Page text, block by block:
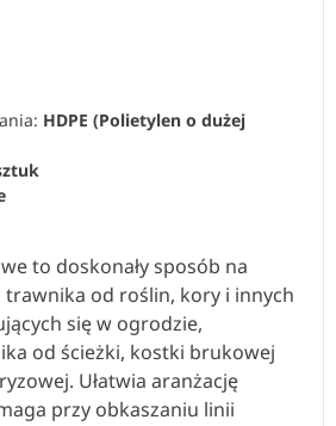
HDPE (Polietylen o dużej
to doskonały sposób na
trawnika od roślin, kory i innych
się w ogrodzie,
od ścieżki, kostki brukowej
Ułatwia aranżację
przy obkaszaniu linii